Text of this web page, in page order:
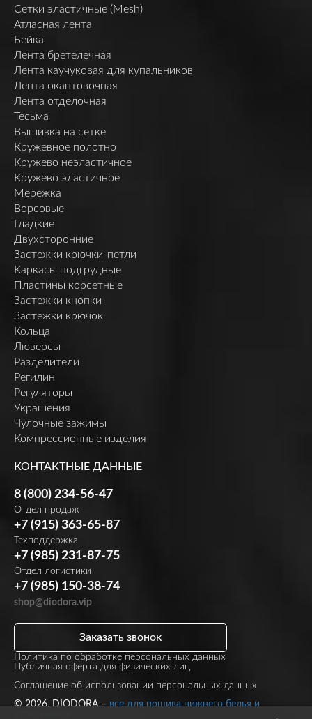
Сетки эластичные (Mesh)
Атласная лента
Бейка
Лента бретелечная
Лента каучуковая для купальников
Лента окантовочная
Лента отделочная
Тесьма
Вышивка на сетке
Кружевное полотно
Кружево неэластичное
Кружево эластичное
Мережка
Ворсовые
Гладкие
Двухсторонние
Застежки крючки-петли
Каркасы подгрудные
Пластины корсетные
Застежки кнопки
Застежки крючок
Кольца
Люверсы
Разделители
Регилин
Регуляторы
Украшения
Чулочные зажимы
Компрессионные изделия
КОНТАКТНЫЕ ДАННЫЕ
8 (800) 234-56-47
Отдел продаж
+7 (915) 363-65-87
Техподдержка
+7 (985) 231-87-75
Отдел логистики
+7 (985) 150-38-74
shop@diodora.vip
Политика по обработке персональных данных
Публичная оферта для физических лиц
Заказать звонок
Соглашение об использовании персональных данных
© 2026, DIODORA –все для пошива нижнего белья и